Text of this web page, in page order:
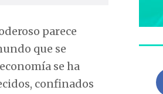
parece
que se
se ha
confinados